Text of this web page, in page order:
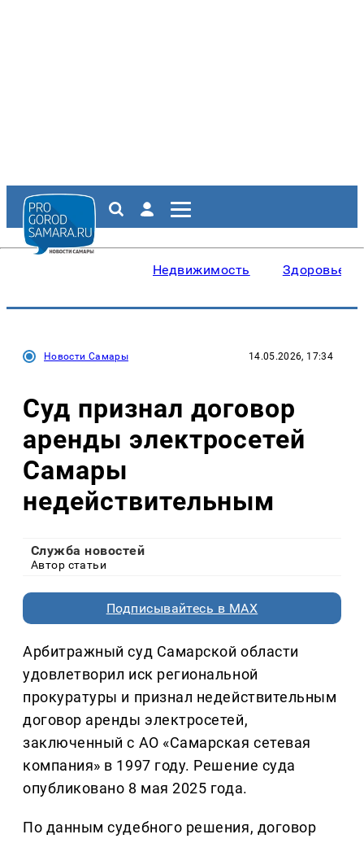
Недвижимость Здоровье
Новости Самары 14.05.2026, 17:34
Суд признал договор
аренды электросетей
Самары
недействительным
Служба новостей
Автор статьи
Подписывайтесь в MAX
Арбитражный суд Самарской области
удовлетворил иск региональной
прокуратуры и признал недействительным
договор аренды электросетей,
заключенный с АО «Самарская сетевая
компания» в 1997 году. Решение суда
опубликовано 8 мая 2025 года.
По данным судебного решения, договор